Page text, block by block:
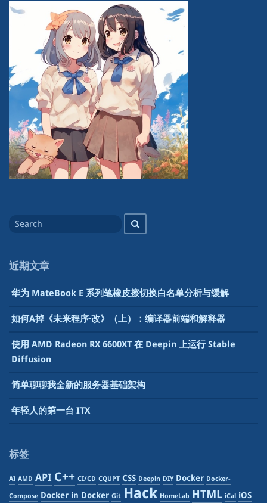
for
近期文章
华为 MateBook E 系列笔橡皮擦切换白名单分析与缓解
如何A掉《未来程序·改》（上）：编译器前端和解释器
使用 AMD Radeon RX 6600XT 在 Deepin 上运行 Stable
Diffusion
简单聊聊我全新的服务器基础架构
年轻人的第一台 ITX
标签
AI AMD API C++ CI/CD CQUPT CSS Deepin DIY Docker Docker-
Compose Docker in Docker Git Hack HomeLab HTML iCal iOS